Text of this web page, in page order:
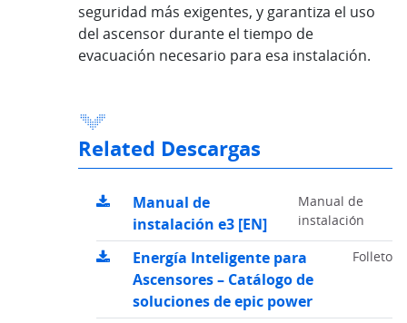
seguridad más exigentes, y garantiza el uso
del ascensor durante el tiempo de
evacuación necesario para esa instalación.
Related Descargas
Manual de
instalación e3 [EN]
Manual de
instalación
Energía Inteligente para
Ascensores – Catálogo de
soluciones de epic power
Folleto